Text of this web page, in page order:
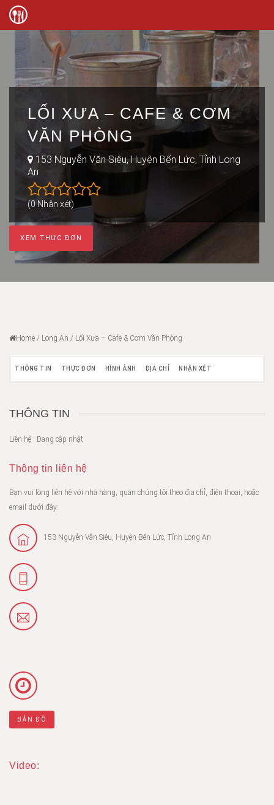
LỐI XƯA – CAFE & CƠM
VĂN PHÒNG
153 Nguyễn Văn Siêu, Huyện Bến Lức, Tỉnh Long
An
(0 Nhận xét)
XEM THỰC ĐƠN
Home / Long An / Lối Xưa – Cafe & Cơm Văn Phòng
THÔNG TIN THỰC ĐƠN HÌNH ẢNH ĐỊA CHỈ NHẬN XÉT
THÔNG TIN
Liên hệ : Đang cập nhật
Thông tin liên hệ
Bạn vui lòng liên hệ với nhà hàng, quán chúng tôi theo địa chỉ, điện thoại, hoặc
email dưới đây:
153 Nguyễn Văn Siêu, Huyện Bến Lức, Tỉnh Long An
BẢN ĐỒ
Video: